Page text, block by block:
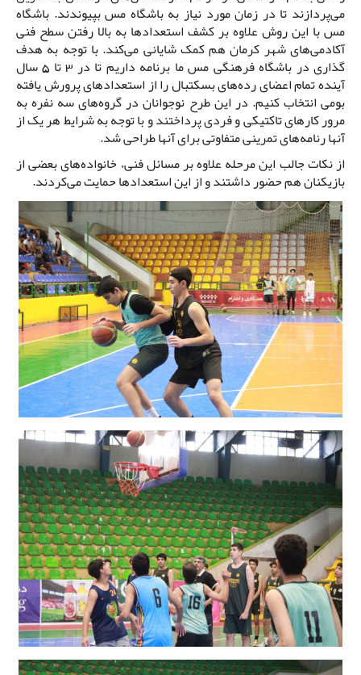
می‌پردازند تا در زمان مورد نیاز به باشگاه مس بپیوندند. باشگاه
مس با این روش علاوه بر کشف استعدادها به بالا رفتن سطح فنی
آکادمی‌های شهر کرمان هم کمک شایانی می‌کند. با توجه به هدف
گذاری در باشگاه فرهنگی مس ما برنامه داریم تا در 3 تا 5 سال
آینده تمام اعضای رده‌های بسکتبال را از استعدادهای پرورش یافته
بومی انتخاب کنیم. در این طرح نوجوانان در گروه‌های سه نفره به
مرور کارهای تاکتیکی و فردی پرداختند و با توجه به شرایط هر یک از
آنها رنامه‌های تمرینی متفاوتی برای آنها طراحی شد.
از نکات جالب این مرحله علاوه بر مسائل فنی، خانواده‌های بعضی از
بازیکنان هم حضور داشتند و از این استعدادها حمایت می‌کردند.